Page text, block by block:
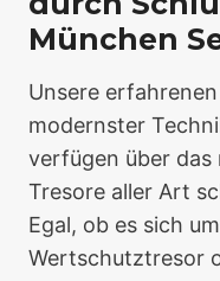
München
Unsere
modernster
verfügen über
Tresore aller Art
Egal, ob es sich
Wertschutztresor